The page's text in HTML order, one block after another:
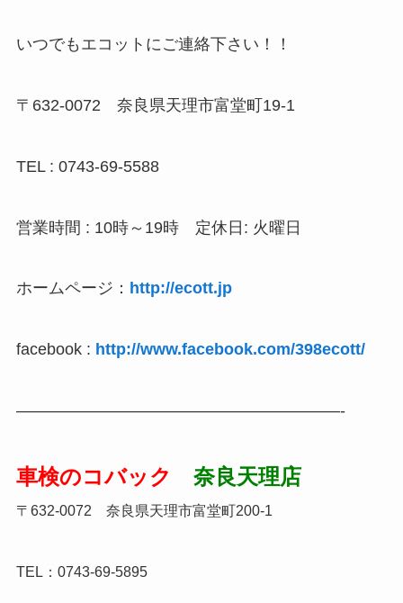
いつでもエコットにご連絡下さい！！
〒632-0072 奈良県天理市富堂町19-1
TEL : 0743-69-5588
営業時間 : 10時～19時 定休日: 火曜日
ホームページ： http://ecott.jp
facebook : http://www.facebook.com/398ecott/
————————————————————-
車検のコバック 奈良天理店
〒632-0072 奈良県天理市富堂町200-1
TEL：0743-69-5895